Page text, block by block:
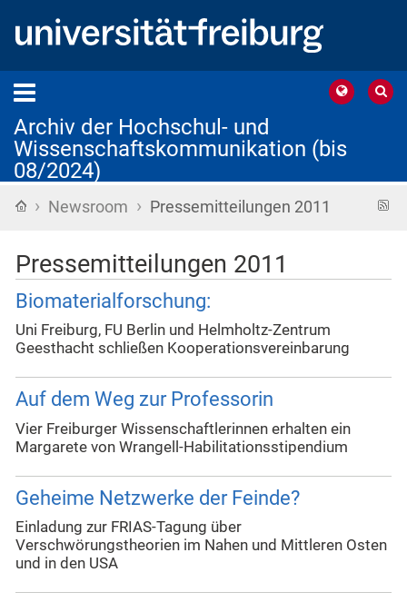
Archiv der Hochschul- und
Wissenschaftskommunikation (bis
08/2024)
Startseite
› Newsroom › Pressemitteilungen 2011
Pressemitteilungen 2011
Biomaterialforschung:
Uni Freiburg, FU Berlin und Helmholtz-Zentrum
Geesthacht schließen Kooperationsvereinbarung
Auf dem Weg zur Professorin
Vier Freiburger Wissenschaftlerinnen erhalten ein
Margarete von Wrangell-Habilitationsstipendium
Geheime Netzwerke der Feinde?
Einladung zur FRIAS-Tagung über
Verschwörungstheorien im Nahen und Mittleren Osten
und in den USA